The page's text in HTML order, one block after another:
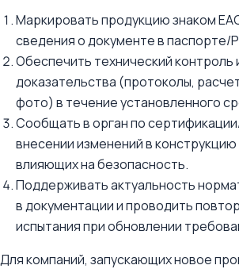
Маркировать продукцию знаком
сведения о документе в паспорте/
Обеспечить технический контроль
доказательства (протоколы,
фото) в течение установленного
Сообщать в орган по
внесении изменений в конструкцию
влияющих на безопасность.
Поддерживать актуальность
в документации и проводить
испытания при обновлении
Для компаний, запускающих новое